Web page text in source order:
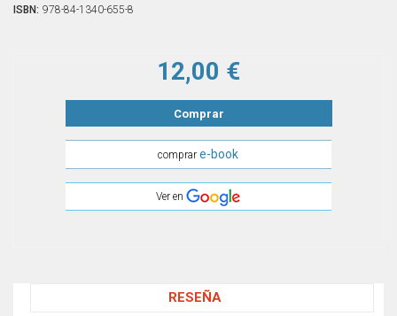
ISBN: 978-84-1340-655-8
12,00 €
Comprar
comprare-book
Ver en
RESEÑA